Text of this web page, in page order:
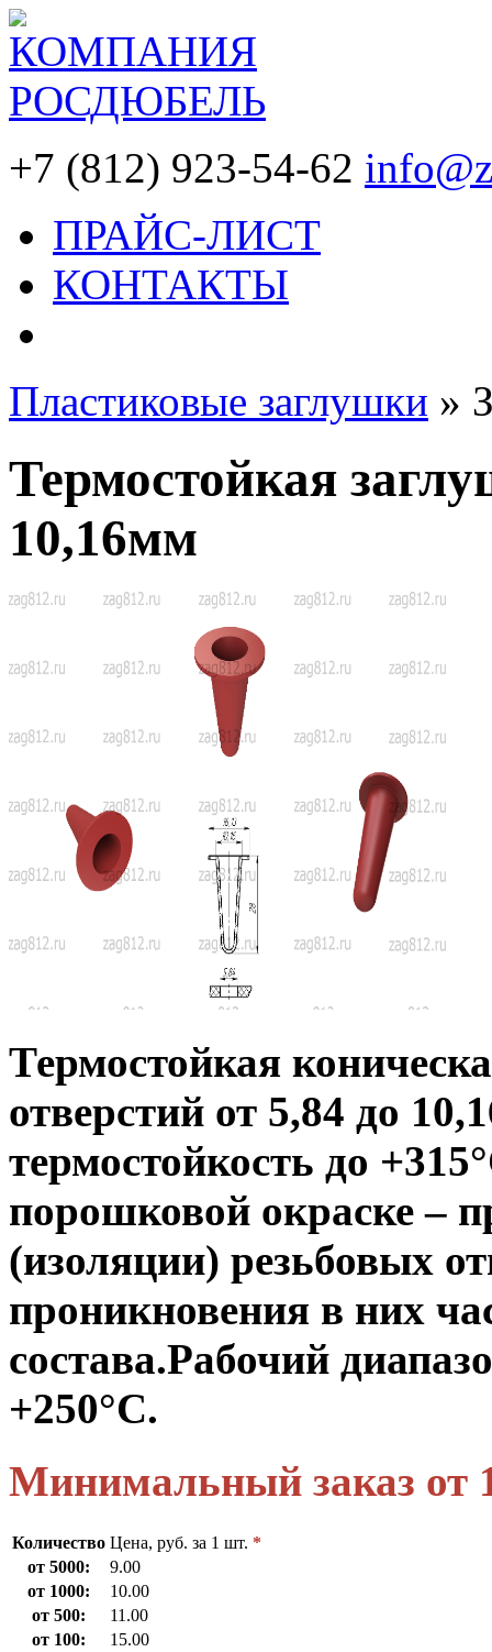
+7 (812) 923-54-62
ПРАЙС-ЛИСТ
КОНТАКТЫ
Пластиковые заглушки »
Термостойкая
10,16мм
Термостойкая
отверстий от 5,84 до
термостойкость до
порошковой окраске –
(изоляции) резьбовых
проникновения в них
состава.Рабочий
+250°С.
Минимальный заказ от
Количество Цена, руб. за 1 шт. *
от 5000:
9.00
от 1000:
10.00
от 500:
11.00
от 100:
15.00